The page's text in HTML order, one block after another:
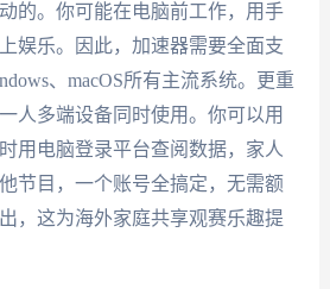
的。你可能在电脑前工作，用手
娱乐。因此，加速器需要全面支
、macOS所有主流系统。更重
人多端设备同时使用。你可以用
用电脑登录平台查阅数据，家人
节目，一个账号全搞定，无需额
，这为海外家庭共享观赛乐趣提